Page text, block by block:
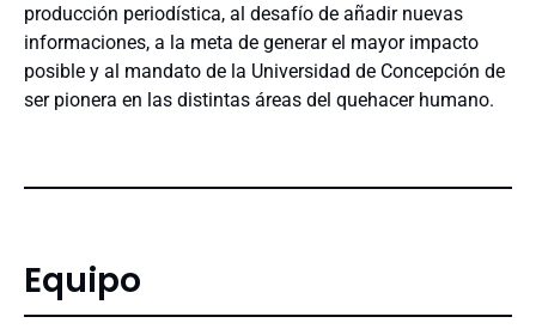
producción periodística, al desafío de añadir nuevas
informaciones, a la meta de generar el mayor impacto
posible y al mandato de la Universidad de Concepción de
ser pionera en las distintas áreas del quehacer humano.
Equipo